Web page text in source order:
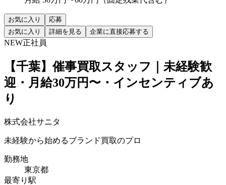
お気に入り
応募
お気に入り
詳細を見る 企業に直接応募する
NEW正社員
【千葉】催事買取スタッフ｜未経験歓
迎・月給30万円〜・インセンティブあ
り
株式会社サニタ
未経験から始めるブランド買取のプロ
勤務地
東京都
最寄り駅